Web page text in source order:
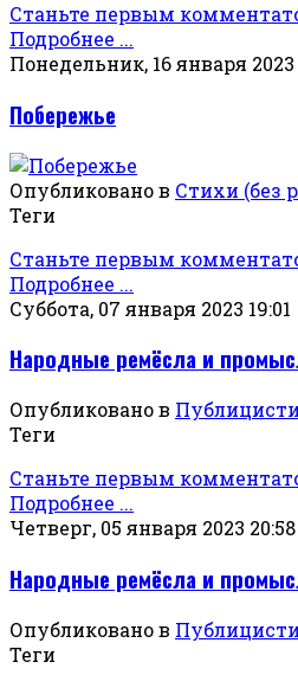
Станьте первым
Подробнее ...
Понедельник, 16 января 2023
Побережье
Опубликовано в Стихи (без
Теги
Станьте первым
Подробнее ...
Суббота, 07 января 2023 19:01
Народные ремёсла и
Опубликовано в
Теги
Станьте первым
Подробнее ...
Четверг, 05 января 2023 20:58
Народные ремёсла и
Опубликовано в
Теги